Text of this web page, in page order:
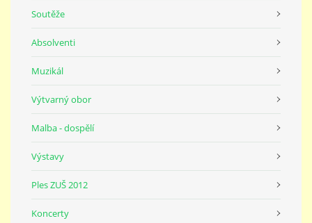
Soutěže
Absolventi
Muzikál
Výtvarný obor
Malba - dospělí
Výstavy
Ples ZUŠ 2012
Koncerty